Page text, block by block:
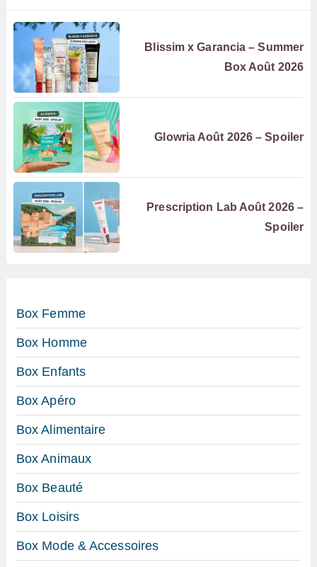
Blissim x Garancia – Summer
Box Août 2026
Glowria Août 2026 – Spoiler
Prescription Lab Août 2026 –
Spoiler
Box Femme
Box Homme
Box Enfants
Box Apéro
Box Alimentaire
Box Animaux
Box Beauté
Box Loisirs
Box Mode & Accessoires